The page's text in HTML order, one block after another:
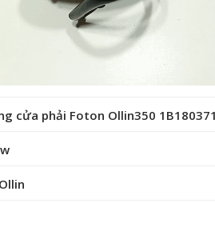
cửa phải Foton Ollin350